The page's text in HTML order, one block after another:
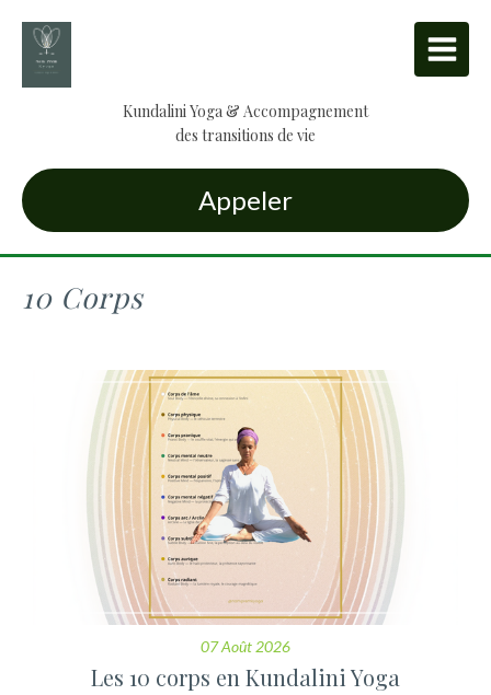
Kundalini Yoga & Accompagnement
des transitions de vie
Appeler
10 Corps
07 Août 2026
Les 10 corps en Kundalini Yoga